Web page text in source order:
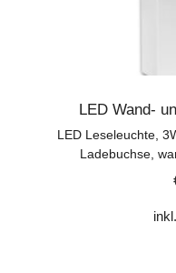
LED Wand-
LED Leseleuchte,
Ladebuchse,